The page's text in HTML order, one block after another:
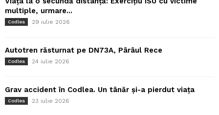
multiple, urmare...
Codlea 29 iulie 2026
Autotren răsturnat pe DN73A, Pârâul Rece
Codlea 24 iulie 2026
Grav accident în Codlea. Un tânăr și-a pierdut viața
Codlea 23 iulie 2026